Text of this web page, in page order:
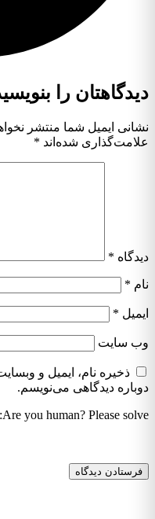
دیدگاهتان را
نشانی ایمیل شما منتشر
علامت‌گذاری شده‌اند *
دیدگاه *
نام *
ایمیل *
وب‌ سایت
ذخیره نام، ایمیل و
دوباره دیدگاهی می‌نویسم.
Are you human? Please solve: